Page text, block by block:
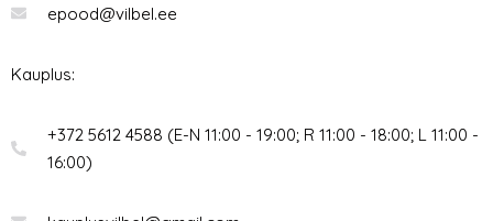
epood@vilbel.ee
Kauplus:
+372 5612 4588 (E-N 11:00 - 19:00; R 11:00 - 18:00; L 11:00 -
16:00)